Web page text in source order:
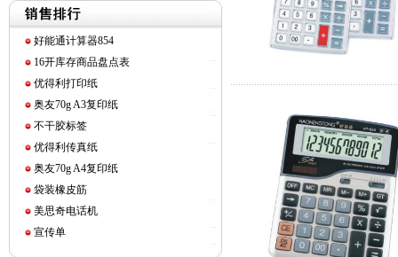
好能通计算器854
16开库存商品盘点表
优得利打印纸
奥友70g A3复印纸
不干胶标签
优得利传真纸
奥友70g A4复印纸
袋装橡皮筋
美思奇电话机
宣传单